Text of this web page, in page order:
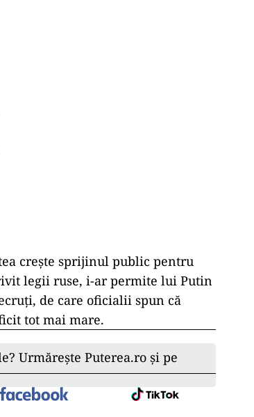
crește sprijinul public pentru
legii ruse, i-ar permite lui Putin
de care oficialii spun că
tot mai mare.
Urmărește Puterea.ro și pe